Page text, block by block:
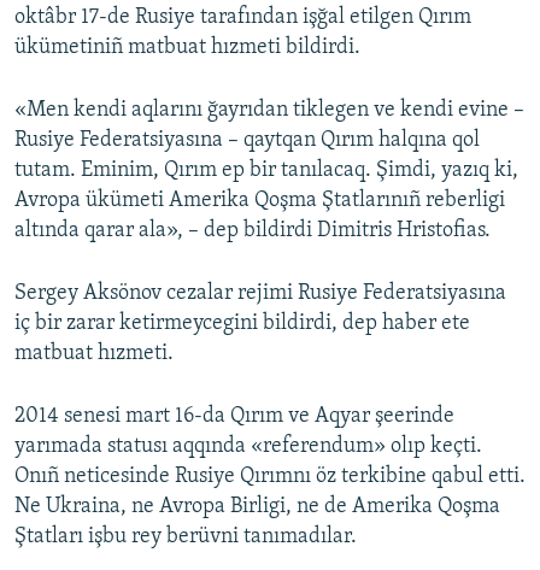
FİKİR
Українською
QOŞULIÑIZ!
RFE/RS bütün saytları
oktâbr 17-de Rusiye tarafından işğal etilgen Qırım
ükümetiniñ matbuat hızmeti bildirdi.
«Men kendi aqlarını ğayrıdan tiklegen ve kendi evine –
Rusiye Federatsiyasına – qaytqan Qırım halqına qol
tutam. Eminim, Qırım ep bir tanılacaq. Şimdi, yazıq ki,
Avropa ükümeti Amerika Qoşma Ştatlarınıñ reberligi
altında qarar ala», – dep bildirdi Dimitris Hristofias.
Sergey Aksönov cezalar rejimi Rusiye Federatsiyasına
iç bir zarar ketirmeycegini bildirdi, dep haber ete
matbuat hızmeti.
2014 senesi mart 16-da Qırım ve Aqyar şeerinde
yarımada statusı aqqında «referendum» olıp keçti.
Onıñ neticesinde Rusiye Qırımnı öz terkibine qabul etti.
Ne Ukraina, ne Avropa Birligi, ne de Amerika Qoşma
Ştatları işbu rey berüvni tanımadılar.